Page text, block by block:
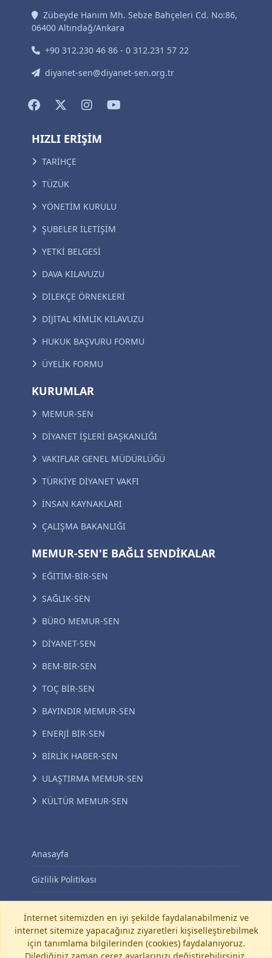
Zübeyde Hanım Mh. Sebze Bahçeleri Cd. No:86,
06400 Altındağ/Ankara
+90 312.230 46 86 - 0 312.231 57 22
diyanet-sen@diyanet-sen.org.tr
HIZLI ERİŞİM
TARİHÇE
TÜZÜK
YÖNETİM KURULU
ŞUBELER İLETİŞİM
YETKİ BELGESİ
DAVA KILAVUZU
DİLEKÇE ÖRNEKLERİ
DİJİTAL KİMLİK KILAVUZU
HUKUK BAŞVURU FORMU
ÜYELİK FORMU
KURUMLAR
MEMUR-SEN
DİYANET İŞLERİ BAŞKANLIĞI
VAKIFLAR GENEL MÜDÜRLÜĞÜ
TÜRKİYE DİYANET VAKFI
İNSAN KAYNAKLARI
ÇALIŞMA BAKANLIĞI
MEMUR-SEN'E BAĞLI SENDİKALAR
EĞİTİM-BİR-SEN
SAĞLIK-SEN
BÜRO MEMUR-SEN
DİYANET-SEN
BEM-BİR-SEN
TOÇ BİR-SEN
BAYINDIR MEMUR-SEN
ENERJİ BİR-SEN
BİRLİK HABER-SEN
ULAŞTIRMA MEMUR-SEN
KÜLTÜR MEMUR-SEN
Anasayfa
Gizlilik Politikası
KVKK Aydınlatma Metni
İletişim
İnternet sitemizden en iyi şekilde faydalanabilmeniz ve
internet sitemize yapacağınız ziyaretleri kişiselleştirebilmek
için tanımlama bilgilerinden (cookies) faydalanıyoruz.